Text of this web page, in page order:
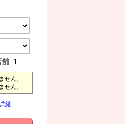
舗 1
ん。
せん。
細